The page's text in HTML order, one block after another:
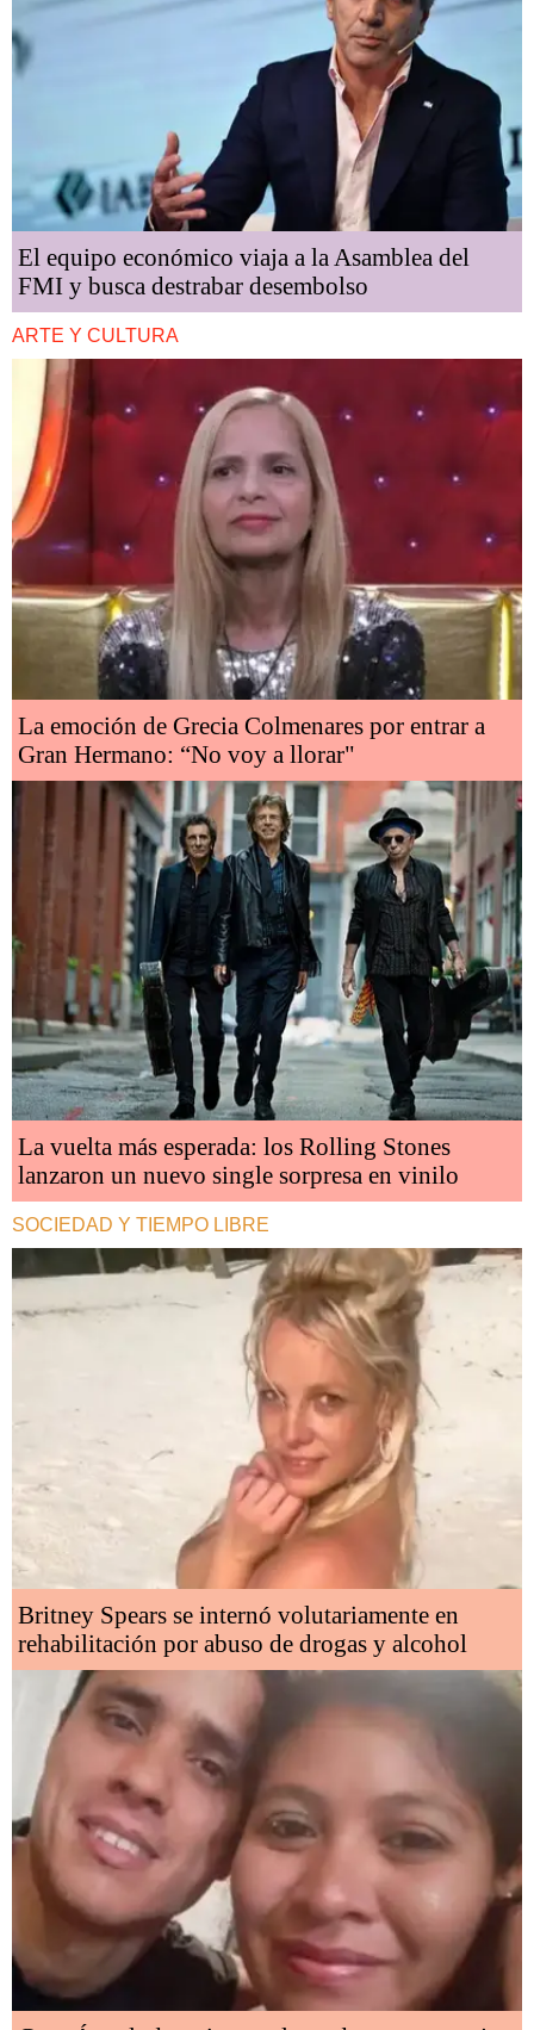
El equipo económico viaja a la Asamblea del
FMI y busca destrabar desembolso
ARTE Y CULTURA
La emoción de Grecia Colmenares por entrar a
Gran Hermano: “No voy a llorar"
La vuelta más esperada: los Rolling Stones
lanzaron un nuevo single sorpresa en vinilo
SOCIEDAD Y TIEMPO LIBRE
Britney Spears se internó volutariamente en
rehabilitación por abuso de drogas y alcohol